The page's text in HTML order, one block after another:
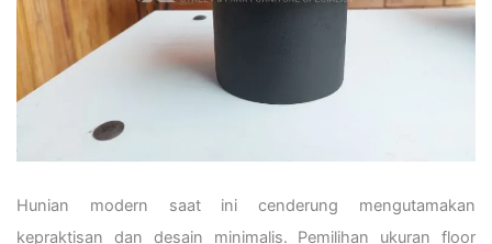
Hunian modern saat ini cenderung mengutamakan
kepraktisan dan desain minimalis. Pemilihan ukuran floor